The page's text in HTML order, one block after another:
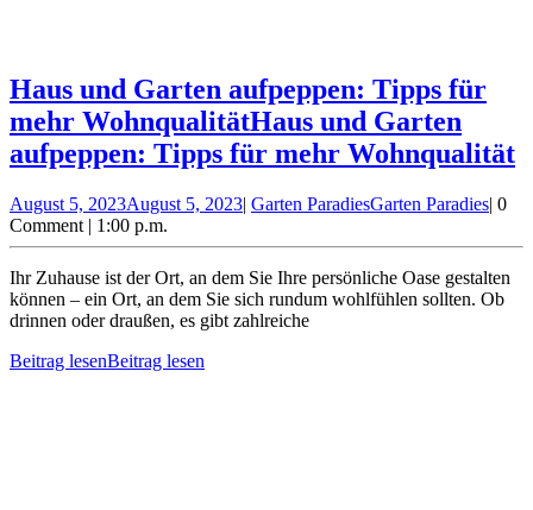
Haus und Garten aufpeppen: Tipps für
mehr WohnqualitätHaus und Garten
aufpeppen: Tipps für mehr Wohnqualität
August 5, 2023August 5, 2023| Garten ParadiesGarten Paradies| 0
Comment | 1:00 p.m.
Ihr Zuhause ist der Ort, an dem Sie Ihre persönliche Oase gestalten
können – ein Ort, an dem Sie sich rundum wohlfühlen sollten. Ob
drinnen oder draußen, es gibt zahlreiche
Beitrag lesenBeitrag lesen